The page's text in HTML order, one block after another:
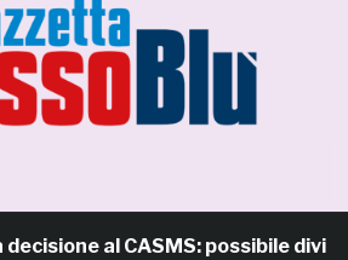
al CASMS: possibile divieto